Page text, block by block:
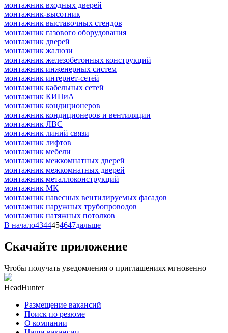
монтажник входных дверей
монтажник-высотник
монтажник выставочных стендов
монтажник газового оборудования
монтажник дверей
монтажник жалюзи
монтажник железобетонных конструкций
монтажник инженерных систем
монтажник интернет-сетей
монтажник кабельных сетей
монтажник КИПиА
монтажник кондиционеров
монтажник кондиционеров и вентиляции
монтажник ЛВС
монтажник линий связи
монтажник лифтов
монтажник мебели
монтажник межкомнатных дверей
монтажник межкомнатных дверей
монтажник металлоконструкций
монтажник МК
монтажник навесных вентилируемых фасадов
монтажник наружных трубопроводов
монтажник натяжных потолков
В начало4344454647дальше
Скачайте приложение
Чтобы получать уведомления о приглашениях мгновенно
HeadHunter
Размещение вакансий
Поиск по резюме
О компании